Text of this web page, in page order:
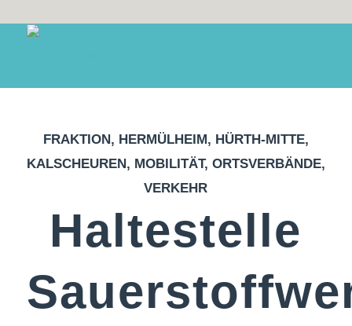
FRAKTION, HERMÜLHEIM, HÜRTH-MITTE,
KALSCHEUREN, MOBILITÄT, ORTSVERBÄNDE,
VERKEHR
Haltestelle